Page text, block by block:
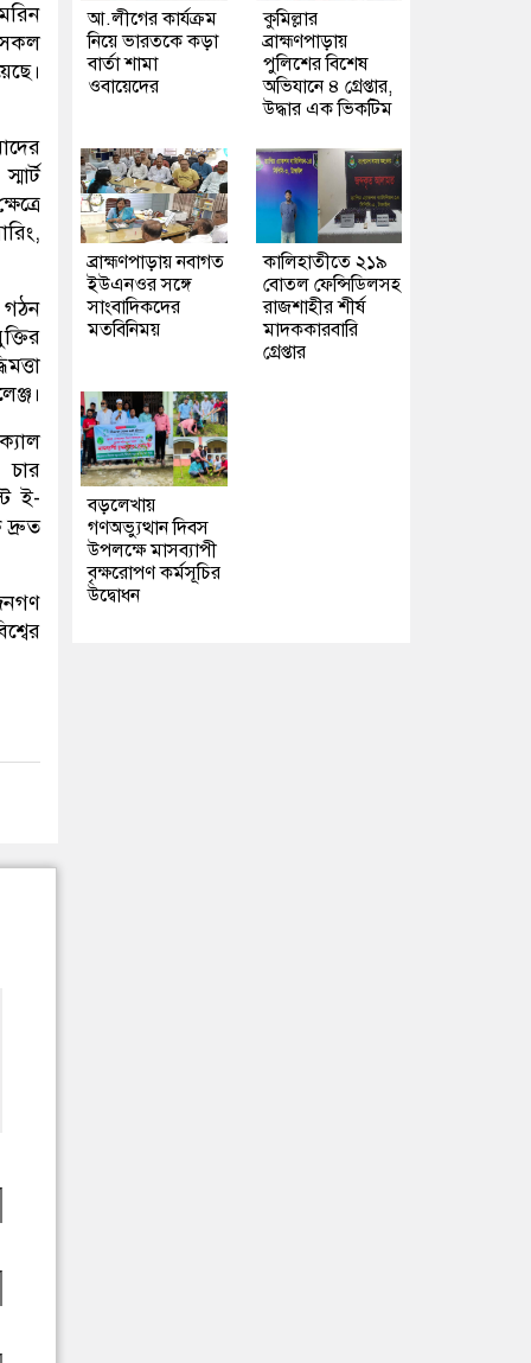
সকল
গঠন
চার
ই-
দ্রুত
আ.লীগের কার্যক্রম
নিয়ে ভারতকে কড়া
বার্তা শামা
ওবায়েদের
কুমিল্লার
ব্রাহ্মণপাড়ায়
পুলিশের বিশেষ
অভিযানে ৪ গ্রেপ্তার,
উদ্ধার এক ভিকটিম
ব্রাহ্মণপাড়ায় নবাগত
ইউএনওর সঙ্গে
সাংবাদিকদের
মতবিনিময়
কালিহাতীতে ২১৯
বোতল ফেন্সিডিলসহ
রাজশাহীর শীর্ষ
মাদককারবারি
গ্রেপ্তার
বড়লেখায়
গণঅভ্যুত্থান দিবস
উপলক্ষে মাসব্যাপী
বৃক্ষরোপণ কর্মসূচির
উদ্বোধন